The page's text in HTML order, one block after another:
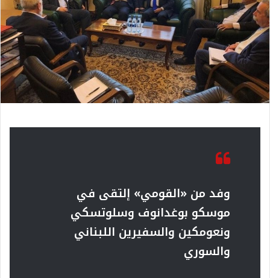
وفد من «القومي» إلتقى في
موسكو بوغدانوف وسلوتسكي
ونعومكين والسفيرين اللبناني
والسوري